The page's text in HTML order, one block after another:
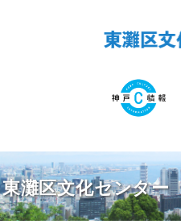
東灘区文化センタ